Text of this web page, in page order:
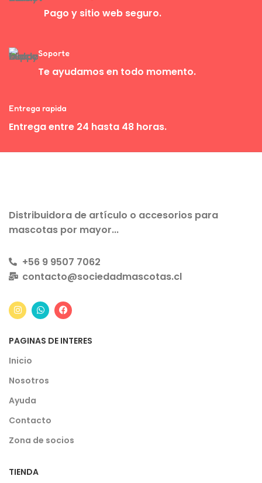
Pago y sitio web seguro.
Soporte
Te ayudamos en todo momento.
Entrega rapida
Entrega entre 24 hasta 48 horas.
Distribuidora de artículo o accesorios para
mascotas por mayor...
+56 9 9507 7062
contacto@sociedadmascotas.cl
PAGINAS DE INTERES
Inicio
Nosotros
Ayuda
Contacto
Zona de socios
TIENDA